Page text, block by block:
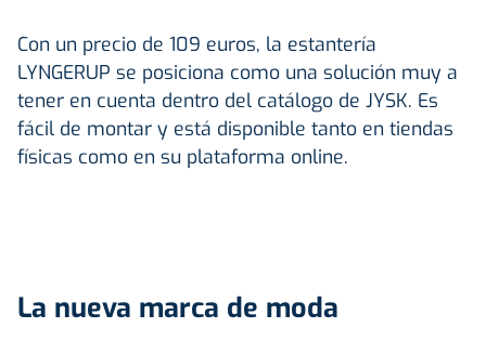
Con un precio de 109 euros, la estantería
LYNGERUP se posiciona como una solución muy a
tener en cuenta dentro del catálogo de JYSK. Es
fácil de montar y está disponible tanto en tiendas
físicas como en su plataforma online.
La nueva marca de moda